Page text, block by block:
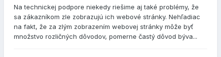
Na technickej podpore niekedy riešime aj také problémy, že
sa zákazníkom zle zobrazujú ich webové stránky. Nehľadiac
na fakt, že za zlým zobrazením webovej stránky môže byť
množstvo rozličných dôvodov, pomerne častý dôvod býva...